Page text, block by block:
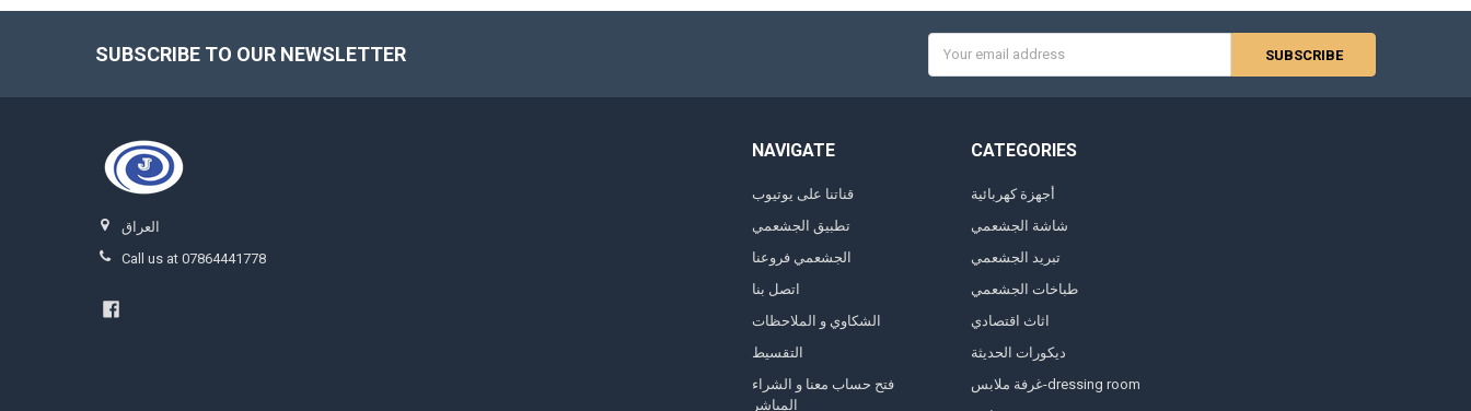
SUBSCRIBE TO OUR NEWSLETTER
Address
العراق
Call us at 07864441778
NAVIGATE
قناتنا على يوتيوب
تطبيق الجشعمي
الجشعمي فروعنا
اتصل بنا
الشكاوي و الملاحظات
التقسيط
فتح حساب معنا و الشراء
المباشر
CATEGORIES
أجهزة كهربائية
شاشة الجشعمي
تبريد الجشعمي
طباخات الجشعمي
اثاث اقتصادي
ديكورات الحديثة
غرفة ملابس-dressing room